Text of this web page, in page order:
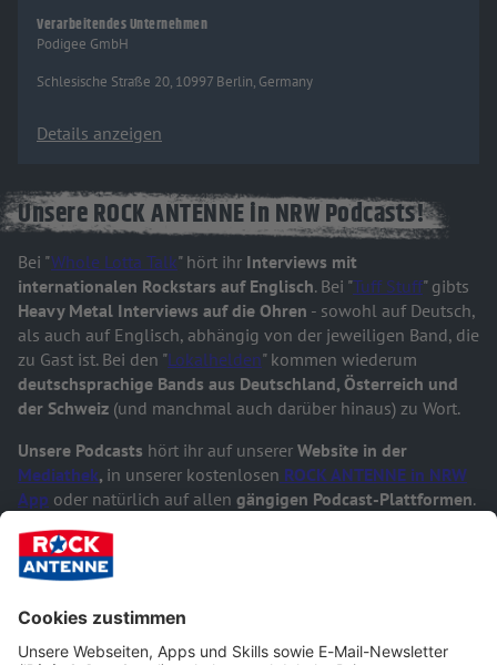
Verarbeitendes Unternehmen
Podigee GmbH
Schlesische Straße 20, 10997 Berlin, Germany
Details anzeigen
Unsere ROCK ANTENNE in NRW Podcasts!
Bei "Whole Lotta Talk" hört ihr Interviews mit
internationalen Rockstars auf Englisch. Bei "Tuff Stuff" gibts
Heavy Metal Interviews auf die Ohren - sowohl auf Deutsch,
als auch auf Englisch, abhängig von der jeweiligen Band, die
zu Gast ist. Bei den "Lokalhelden" kommen wiederum
deutschsprachige Bands aus Deutschland, Österreich und
der Schweiz (und manchmal auch darüber hinaus) zu Wort.
Unsere Podcasts hört ihr auf unserer Website in der
Mediathek, in unserer kostenlosen ROCK ANTENNE in NRW
App oder natürlich auf allen gängigen Podcast-Plattformen.
ein Podcast gefällt, oder natürlich alle Podcasts
um über alle neuen Folgen informiert zu werden.
Jetzt reinhören & viel Spaß!